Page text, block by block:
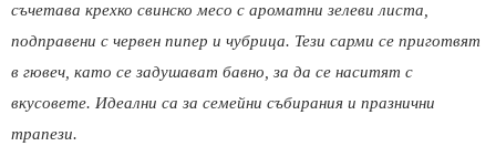
съчетава крехко свинско месо с ароматни зелеви листа,
подправени с червен пипер и чубрица. Тези сарми се приготвят
в гювеч, като се задушават бавно, за да се наситят с
вкусовете. Идеални са за семейни събирания и празнични
трапези.